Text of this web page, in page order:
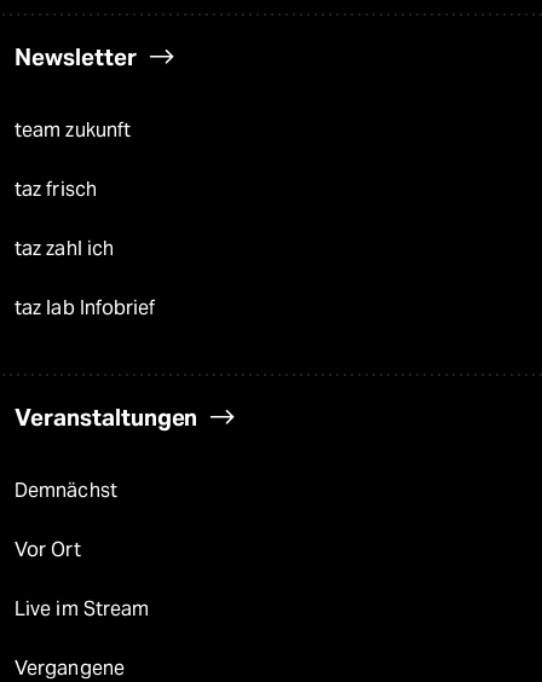
Newsletter
team zukunft
taz frisch
taz zahl ich
taz lab Infobrief
Veranstaltungen
Demnächst
Vor Ort
Live im Stream
Vergangene